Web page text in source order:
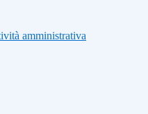
amministrativa